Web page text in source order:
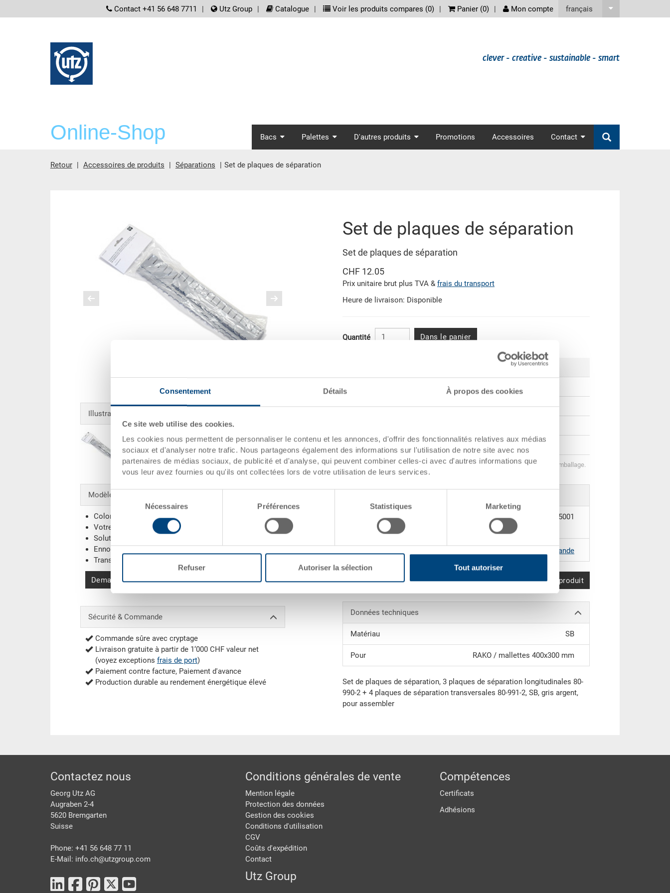
Consentement Détails À propos des cookies
Ce site web utilise des cookies.
Les cookies nous permettent de personnaliser le contenu et les annonces, d'offrir des fonctionnalités relatives aux médias
sociaux et d'analyser notre trafic. Nous partageons également des informations sur l'utilisation de notre site avec nos
partenaires de médias sociaux, de publicité et d'analyse, qui peuvent combiner celles-ci avec d'autres informations que
vous leur avez fournies ou qu'ils ont collectées lors de votre utilisation de leurs services.
Sélection
du
consentement
Nécessaires Préférences Statistiques Marketing
Refuser Autoriser la sélection Tout autoriser
français
screenreader.meta_nav
Contact +41 56 648 7711 Utz Group Catalogue Voir les produits compares (0) Panier (0) Mon compte
clever - creative - sustainable - smart
Online-Shop screenreader.main_nav
Bacs Palettes D'autres produits Promotions Accessoires Contact
Retour Accessoires de produits Séparations Set de plaques de séparation
Illustrations supplémentaires
Modèles spéciaux - Notre domaine de spécialisation
Coloris supplémentaires
Votre logo / Marquage
(Exemples)
Solutions de systèmes individuels
Ennoblissements
Transpondeur (RFID) / Codes-barres
Demander une offre
Sécurité & Commande
Commande sûre avec cryptage
Livraison gratuite à partir de 1‘000 CHF valeur net
(voyez exceptions frais de port)
Paiement contre facture, Paiement d'avance
Production durable au rendement énergétique élevé
Set de plaques de séparation
Set de plaques de séparation
CHF 12.05
Prix unitaire brut plus TVA & frais du transport
Heure de livraison: Disponible
Quantité Dans le panier
Prix
CHF 10.85
Dès 50 pièces CHF 9.90
Dès 250 pièces CHF 7.85
Quantités échelonnées correspondent aux unités d’emballage.
Numéro de
commande
80-99.5001
Coloris supplémentaires sur demande
Demander une offre Comparer le produit
Données techniques
Matériau SB
Pour RAKO / mallettes 400x300 mm
Set de plaques de séparation, 3 plaques de séparation longitudinales 80-
990-2 + 4 plaques de séparation transversales 80-991-2, SB, gris argent,
pour assembler
pied de page
Contactez nous
Georg Utz AG
Augraben 2-4
5620 Bremgarten
Suisse
Phone: +41 56 648 77 11
E-Mail: info.ch@utzgroup.com
Conditions générales de vente
Mention légale
Protection des données
Gestion des cookies
Conditions d'utilisation
CGV
Coûts d'expédition
Contact
Utz Group
Compétences
Certificats
Adhésions